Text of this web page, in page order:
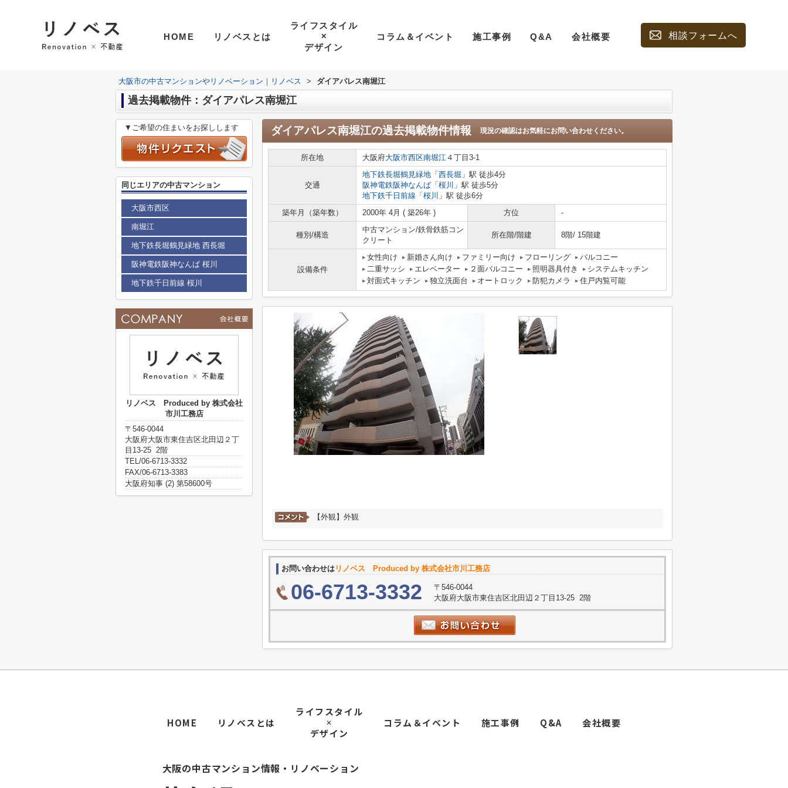
HOME リノベスとは
ライフスタイル
✕
デザイン
コラム＆イベント 施工事例 Q&A 会社概要 相談フォームへ
大阪市の中古マンションやリノベーション｜リノベス > ダイアパレス南堀江
過去掲載物件：ダイアパレス南堀江
ダイアパレス南堀江の過去掲載物件情報 現況の確認はお気軽にお問い合わせください。
所在地 大阪府大阪市西区南堀江 ４丁目3-1
交通
地下鉄長堀鶴見緑地 「 西長堀 」駅 徒歩4分
阪神電鉄阪神なんば 「 桜川 」駅 徒歩5分
地下鉄千日前線 「 桜川 」駅 徒歩6分
築年月（築年数）
2000年 4月 ( 築26年 ) 方位 -
種別/構造
中古マンション/鉄骨鉄筋コン
クリート
所在階/階建 8階/ 15階建
設備条件
女性向け 新婚さん向け ファミリー向け フローリング
バルコニー
二重サッシ
エレベーター ２面バルコニー 照明器具付き
システムキッチン
対面式キッチン
独立洗面台 オートロック 防犯カメラ 住戸内覧可能
【外観】外観
お問い合わせは リノベス Produced by 株式会社市川工務店
06-6713-3332
〒546-0044
大阪府大阪市東住吉区北田辺２丁目13-25 2階
▼ご希望の住まいをお探しします
同じエリアの中古マンション
大阪市西区
南堀江
地下鉄長堀鶴見緑地 西長堀
阪神電鉄阪神なんば 桜川
地下鉄千日前線 桜川
リノベス Produced by 株式会社
市川工務店
〒546-0044
大阪府大阪市東住吉区北田辺２丁
目13-25 2階
TEL/06-6713-3332
FAX/06-6713-3383
大阪府知事 (2) 第58600号
HOME リノベスとは
ライフスタイル
✕
デザイン
コラム＆イベント 施工事例 Q&A 会社概要
大阪の中古マンション情報・リノベーション